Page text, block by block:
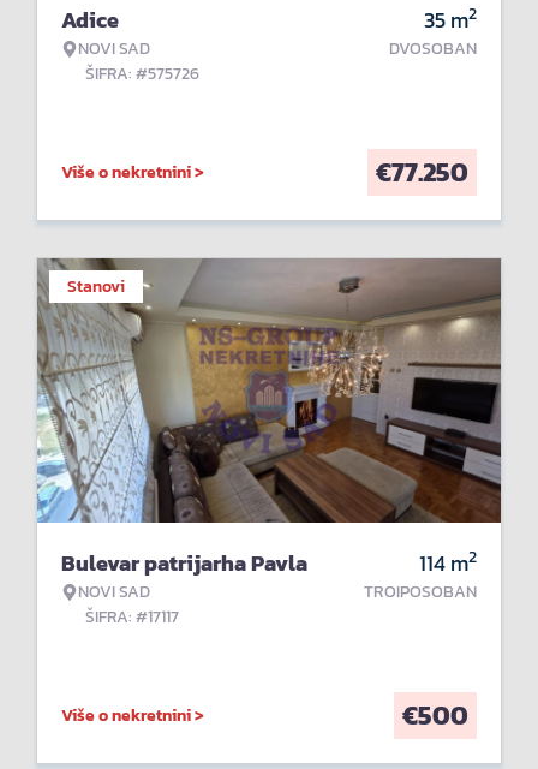
Adice
NOVI SAD
ŠIFRA: #575726
35m2
DVOSOBAN
Više o nekretnini > €77.250
Stanovi
Bulevar patrijarha Pavla
NOVI SAD
ŠIFRA: #17117
114m2
TROIPOSOBAN
Više o nekretnini > €500